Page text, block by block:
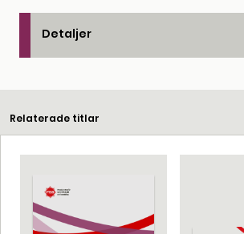
Detaljer
Relaterade titlar